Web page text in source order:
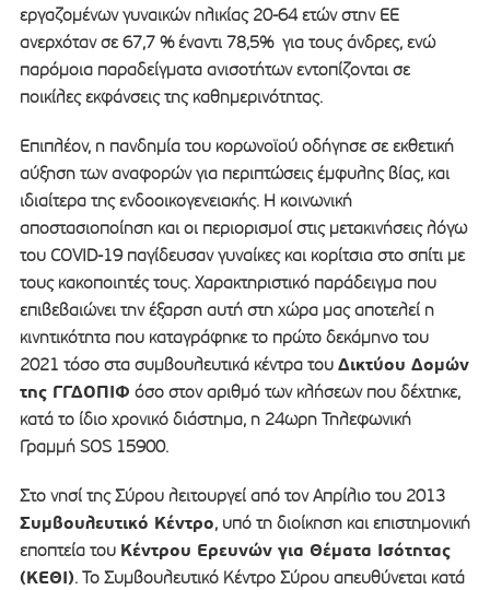
εργαζομένων γυναικών ηλικίας 20-64 ετών στην ΕΕ
ανερχόταν σε 67,7 % έναντι 78,5% για τους άνδρες, ενώ
παρόμοια παραδείγματα ανισοτήτων εντοπίζονται σε
ποικίλες εκφάνσεις της καθημερινότητας.
Επιπλέον, η πανδημία του κορωνοϊού οδήγησε σε εκθετική
αύξηση των αναφορών για περιπτώσεις έμφυλης βίας, και
ιδιαίτερα της ενδοοικογενειακής. Η κοινωνική
αποστασιοποίηση και οι περιορισμοί στις μετακινήσεις λόγω
του COVID-19 παγίδευσαν γυναίκες και κορίτσια στο σπίτι με
τους κακοποιητές τους. Χαρακτηριστικό παράδειγμα που
επιβεβαιώνει την έξαρση αυτή στη χώρα μας αποτελεί η
κινητικότητα που καταγράφηκε το πρώτο δεκάμηνο του
2021 τόσο στα συμβουλευτικά κέντρα του Δικτύου Δομών
της ΓΓΔΟΠΙΦ όσο στον αριθμό των κλήσεων που δέχτηκε,
κατά το ίδιο χρονικό διάστημα, η 24ωρη Τηλεφωνική
Γραμμή SOS 15900.
Στο νησί της Σύρου λειτουργεί από τον Απρίλιο του 2013
Συμβουλευτικό Κέντρο, υπό τη διοίκηση και επιστημονική
εποπτεία του Κέντρου Ερευνών για Θέματα Ισότητας
(ΚΕΘΙ). Το Συμβουλευτικό Κέντρο Σύρου απευθύνεται κατά